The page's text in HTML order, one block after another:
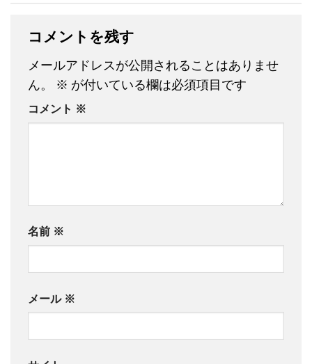
コメントを残す
メールアドレスが公開されることはありませ
ん。
※ が付いている欄は必須項目です
コメント ※
名前 ※
メール ※